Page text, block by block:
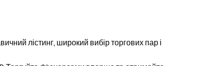
лістинг, широкий вибір торгових пар і